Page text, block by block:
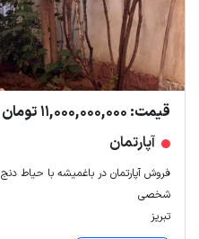
قیمت: 11,000,000,000 تومان
آپارتمان
فروش آپارتمان در باغمیشه با حیاط دنج
شخصی
تبریز